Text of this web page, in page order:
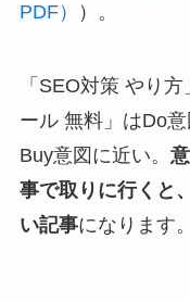
PDF）
）。
「SEO対策 やり
ール 無料」はDo
Buy意図に近い。
事で取りに行くと
い記事になります。